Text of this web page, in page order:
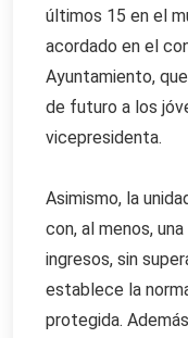
últimos 15 en el
acordado en el
Ayuntamiento,
de futuro a los
vicepresidenta.
Asimismo, la
con, al menos,
ingresos, sin
establece la
protegida.